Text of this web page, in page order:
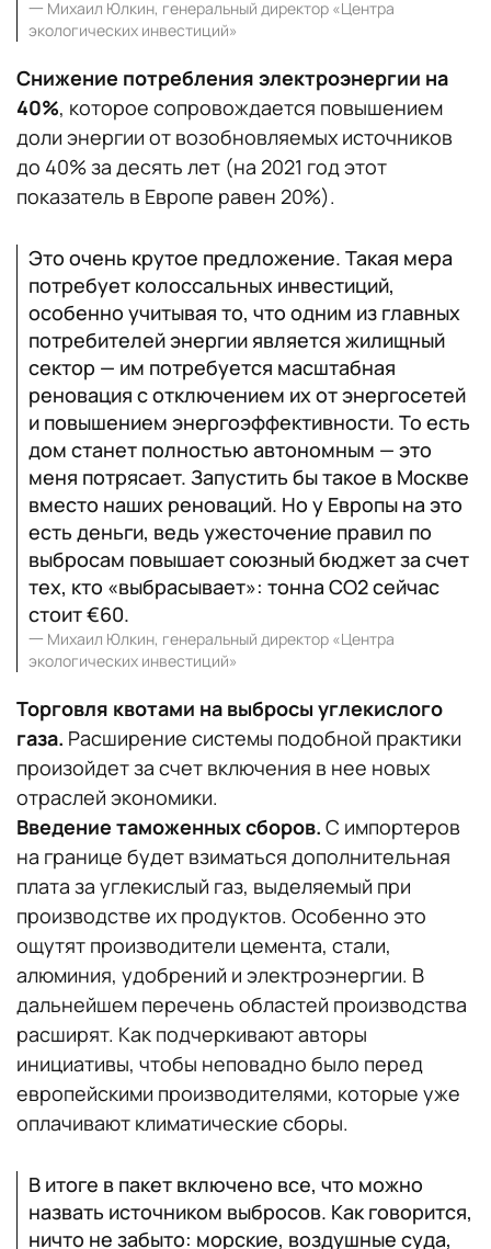
一 Михаил Юлкин, генеральный директор «Центра
экологических инвестиций»
Снижение потребления электроэнергии на
40%, которое сопровождается повышением
доли энергии от возобновляемых источников
до 40% за десять лет (на 2021 год этот
показатель в Европе равен 20%).
Это очень крутое предложение. Такая мера
потребует колоссальных инвестиций,
особенно учитывая то, что одним из главных
потребителей энергии является жилищный
сектор — им потребуется масштабная
реновация с отключением их от энергосетей
и повышением энергоэффективности. То есть
дом станет полностью автономным — это
меня потрясает. Запустить бы такое в Москве
вместо наших реноваций. Но у Европы на это
есть деньги, ведь ужесточение правил по
выбросам повышает союзный бюджет за счет
тех, кто «выбрасывает»: тонна СО2 сейчас
стоит €60.
一 Михаил Юлкин, генеральный директор «Центра
экологических инвестиций»
Торговля квотами на выбросы углекислого
газа. Расширение системы подобной практики
произойдет за счет включения в нее новых
отраслей экономики.
Введение таможенных сборов. С импортеров
на границе будет взиматься дополнительная
плата за углекислый газ, выделяемый при
производстве их продуктов. Особенно это
ощутят производители цемента, стали,
алюминия, удобрений и электроэнергии. В
дальнейшем перечень областей производства
расширят. Как подчеркивают авторы
инициативы, чтобы неповадно было перед
европейскими производителями, которые уже
оплачивают климатические сборы.
В итоге в пакет включено все, что можно
назвать источником выбросов. Как говорится,
ничто не забыто: морские, воздушные суда,